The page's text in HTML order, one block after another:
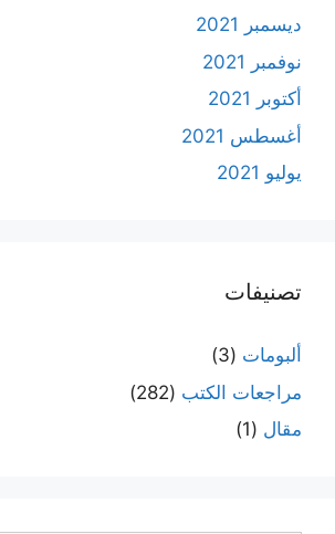
ديسمبر 2021
نوفمبر 2021
أكتوبر 2021
أغسطس 2021
يوليو 2021
تصنيفات
ألبومات (3)
مراجعات الكتب (282)
مقال (1)